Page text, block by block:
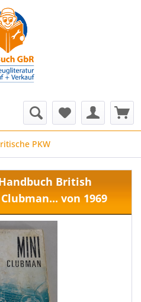
PKW
British
von 1969